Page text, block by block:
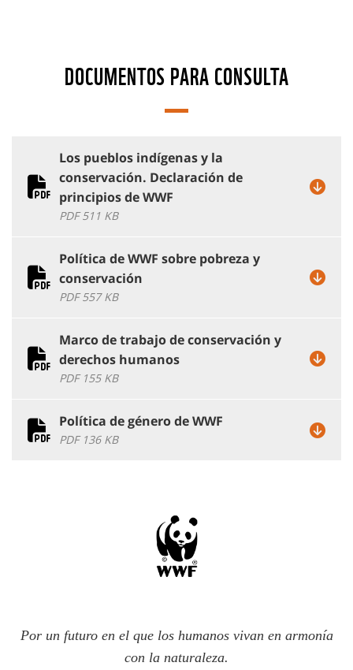
DOCUMENTOS PARA CONSULTA
Los pueblos indígenas y la
conservación. Declaración de
principios de WWF
PDF 511 KB
Política de WWF sobre pobreza y
conservación
PDF 557 KB
Marco de trabajo de conservación y
derechos humanos
PDF 155 KB
Política de género de WWF
PDF 136 KB
Por un futuro en el que los humanos vivan en armonía
con la naturaleza.